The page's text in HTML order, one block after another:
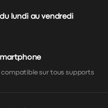
lundi au vendredi
sur tous supports